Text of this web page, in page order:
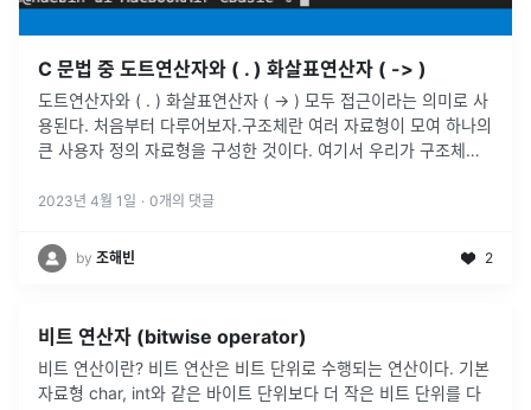
C 문법 중 도트연산자와 ( . ) 화살표연산자 ( -> )
도트연산자와 ( . ) 화살표연산자 ( -> ) 모두 접근이라는 의미로 사
용된다. 처음부터 다루어보자.구조체란 여러 자료형이 모여 하나의
큰 사용자 정의 자료형을 구성한 것이다. 여기서 우리가 구조체를
기...
2023년 4월 1일 · 0개의 댓글
by 조해빈 2
비트 연산자 (bitwise operator)
비트 연산이란? 비트 연산은 비트 단위로 수행되는 연산이다. 기본
자료형 char, int와 같은 바이트 단위보다 더 작은 비트 단위를 다